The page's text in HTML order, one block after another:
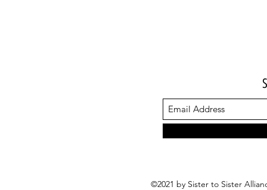
©2021 by Sister to Sister